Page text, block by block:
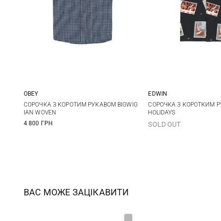
S M L XL
OBEY
СОРОЧКА З КОРОТИМ РУКАВОМ BIGWIG
IAN WOVEN
4 800 ГРН
XS S
EDWIN
СОРОЧКА З КОРОТКИМ
HOLIDAYS
SOLD OUT
ВАС МОЖЕ ЗАЦІКАВИТИ